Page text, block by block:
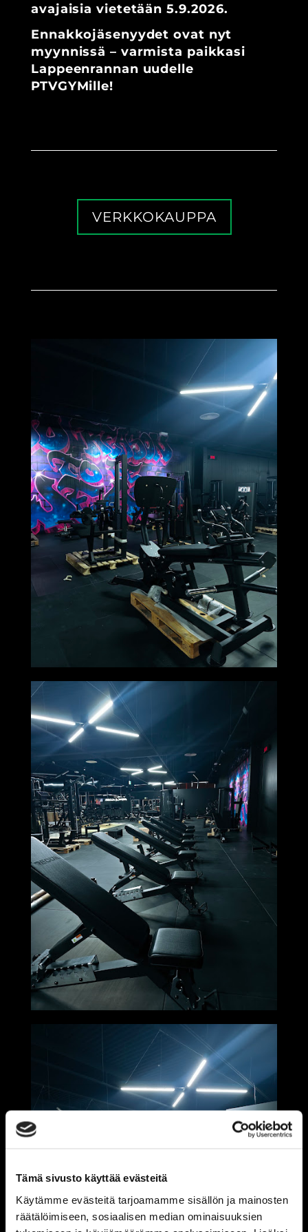
Tämä sivusto käyttää evästeitä
Käytämme evästeitä tarjoamamme sisällön ja mainosten
räätälöimiseen, sosiaalisen median ominaisuuksien
avajaisia vietetään 5.9.2026.
Ennakkojäsenyydet ovat nyt
myynnissä – varmista paikkasi
Lappeenrannan uudelle
PTVGYMille!
VERKKOKAUPPA